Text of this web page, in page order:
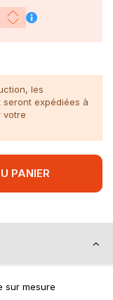
les
seront expédiées à
votre
PANIER
sur mesure